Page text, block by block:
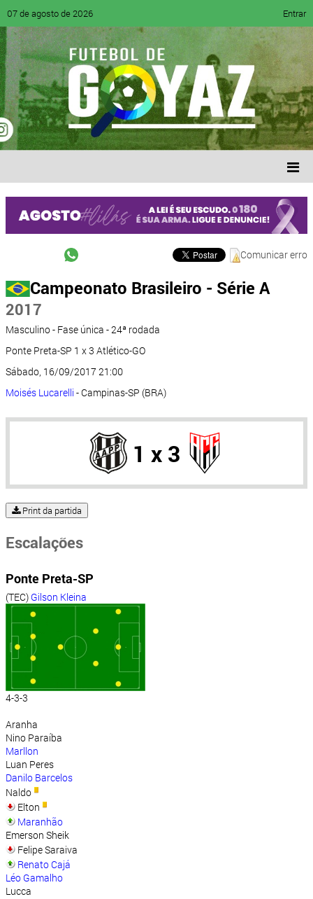
07 de agosto de 2026 Entrar
Comunicar erro
Campeonato Brasileiro - Série A
2017
Masculino - Fase única - 24ª rodada
Ponte Preta-SP 1 x 3 Atlético-GO
Sábado, 16/09/2017 21:00
Moisés Lucarelli - Campinas-SP (BRA)
1 x 3
Print da partida
Escalações
Ponte Preta-SP
(TEC) Gilson Kleina
4-3-3
Aranha
Nino Paraíba
Marllon
Luan Peres
Danilo Barcelos
Naldo
Elton
Maranhão
Emerson Sheik
Felipe Saraiva
Renato Cajá
Léo Gamalho
Lucca